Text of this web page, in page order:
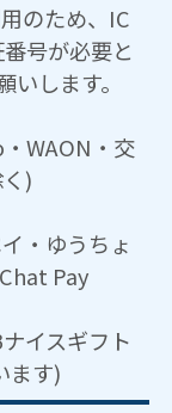
のため、IC
号が必要と
します。
WAON・交
)
・ゆうちょ
Pay
イスギフト
ます)